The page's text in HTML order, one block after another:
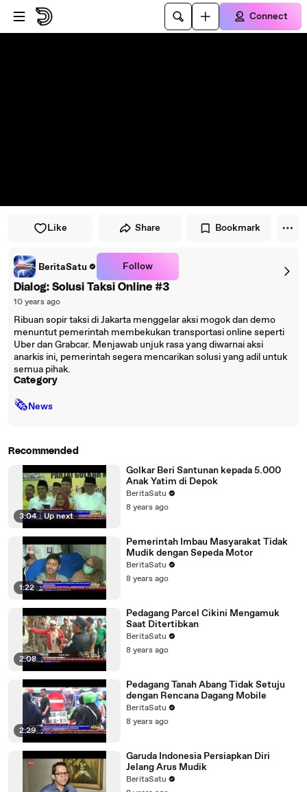
Skip to player
Skip to main content
Connect
Like Share Bookmark
BeritaSatu Follow
Dialog: Solusi Taksi Online #3
10 years ago
Ribuan sopir taksi di Jakarta menggelar aksi mogok dan demo
menuntut pemerintah membekukan transportasi online seperti
Uber dan Grabcar. Menjawab unjuk rasa yang diwarnai aksi
anarkis ini, pemerintah segera mencarikan solusi yang adil untuk
semua pihak.
Category
🗞News
Recommended
3:04 | Up next
Golkar Beri Santunan kepada 5.000
Anak Yatim di Depok
BeritaSatu
8 years ago
1:22
Pemerintah Imbau Masyarakat Tidak
Mudik dengan Sepeda Motor
BeritaSatu
8 years ago
2:08
Pedagang Parcel Cikini Mengamuk
Saat Ditertibkan
BeritaSatu
8 years ago
2:29
Pedagang Tanah Abang Tidak Setuju
dengan Rencana Dagang Mobile
BeritaSatu
8 years ago
Garuda Indonesia Persiapkan Diri
Jelang Arus Mudik
BeritaSatu